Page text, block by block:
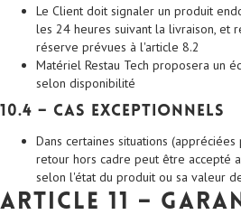
Le Client doit signaler un produit
les 24 heures suivant la livraison, et
réserve prévues à l'article 8.2
Matériel Restau Tech proposera un
selon disponibilité
10.4 – Cas exceptionnels
Dans certaines situations (appréciées
retour hors cadre peut être accepté
selon l'état du produit ou sa valeur
Article 11 –